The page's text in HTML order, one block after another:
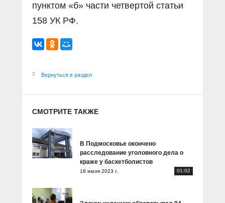
пунктом «б» части четвертой статьи
158 УК РФ.
Вернуться в раздел
СМОТРИТЕ ТАКЖЕ
В Подмосковье окончено
расследование уголовного дела о
краже у баскетболистов
18 июля 2023 г. 01:02